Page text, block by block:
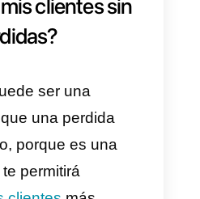
nuevos de tu
tienes tienda
)
y cursos para